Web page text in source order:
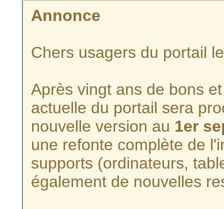
Annonce
Chers usagers du portail
Après vingt ans de bons
actuelle du portail sera
nouvelle version au 1er
une refonte complète de
supports (ordinateurs,
également de nouvelles